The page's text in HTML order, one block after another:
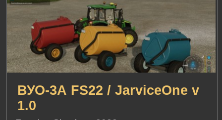
ВУО-3А FS22 / JarviceOne v
1.0